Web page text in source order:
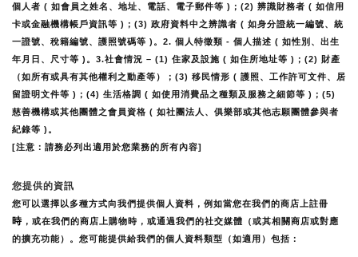
個人者 ( 如會員之姓名、地址、電話、電子郵件等 )；(2) 辨識財務者 ( 如信用
卡或金融機構帳戶資訊等 )；(3) 政府資料中之辨識者 ( 如身分證統一編號、統
一證號、稅籍編號、護照號碼等 )。2. 個人特徵類 - 個人描述 ( 如性別、出生
年月日、尺寸等 )。3.社會情況 – (1) 住家及設施 ( 如住所地址等 )；(2) 財產
（如所有或具有其他權利之動產等）；(3) 移民情形 ( 護照、工作許可文件、居
留證明文件等 )；(4) 生活格調 ( 如使用消費品之種類及服務之細節等 )；(5)
慈善機構或其他團體之會員資格 ( 如社團法人、俱樂部或其他志願團體參與者
紀錄等 )。
[注意：請務必列出適用於您業務的所有內容]
您提供的資訊
您可以選擇以多種方式向我們提供個人資料，例如當您在我們的商店上註冊
時 ，或在我們的商店上購物時，或通過我們的社交媒體（或其相關商店或對應
的擴充功能）。您可能提供給我們的個人資料類型（如適用）包括：